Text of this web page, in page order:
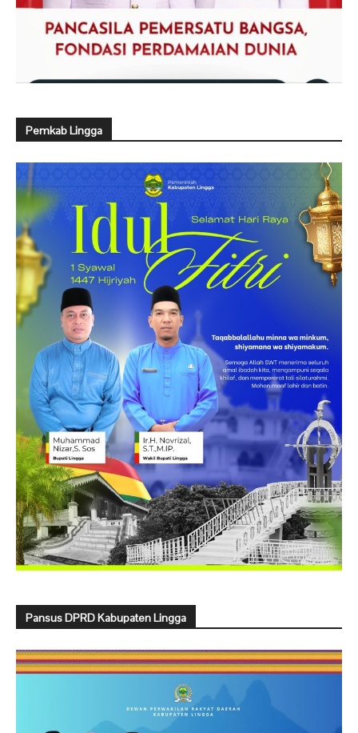
Pemkab Lingga
Pansus DPRD Kabupaten Lingga